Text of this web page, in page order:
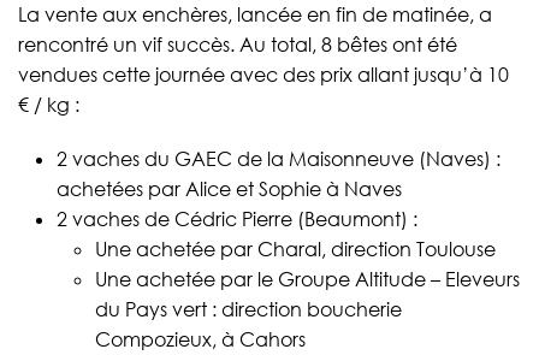
La vente aux enchères, lancée en fin de matinée, a
rencontré un vif succès. Au total, 8 bêtes ont été
vendues cette journée avec des prix allant jusqu’à 10
€ / kg :
2 vaches du GAEC de la Maisonneuve (Naves) :
achetées par Alice et Sophie à Naves
2 vaches de Cédric Pierre (Beaumont) :
Une achetée par Charal, direction Toulouse
Une achetée par le Groupe Altitude – Eleveurs
du Pays vert : direction boucherie
Compozieux, à Cahors